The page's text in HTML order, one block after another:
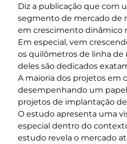
Diz a publicação que com
segmento de mercado de
em crescimento dinâmico
Em especial, vem
os quilômetros de linha de
deles são dedicados
A maioria dos projetos em
desempenhando um
projetos de implantação
O estudo apresenta uma
especial dentro do
estudo revela o mercado